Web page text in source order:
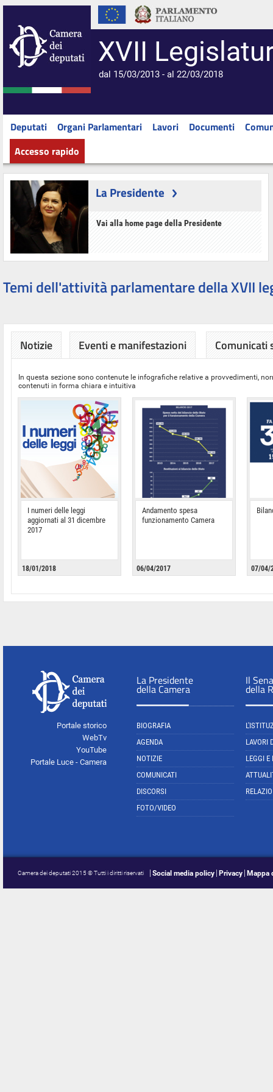
XVII
dal 15/03/2013 - al 22/03/2018
Deputati Organi Parlamentari Lavori Documenti
Accesso rapido
La Presidente
Vai alla home page della Presidente
Temi dell'attività parlamentare della XVII
Notizie Eventi e manifestazioni Comunicati
In questa sezione sono contenute le infografiche relative a provvedimenti,
contenuti in forma chiara e intuitiva
I numeri delle leggi
aggiornati al 31 dicembre
2017
18/01/2018
Andamento spesa
funzionamento Camera
06/04/2017 07/04/
Portale storico
WebTv
YouTube
Portale Luce - Camera
La Presidente
della Camera
BIOGRAFIA
AGENDA
NOTIZIE
COMUNICATI
DISCORSI
FOTO/VIDEO
Il
della
LAVORI
LEGGI E
Camera dei deputati 2015 © Tutti i diritti riservati Social media policy Privacy Mappa